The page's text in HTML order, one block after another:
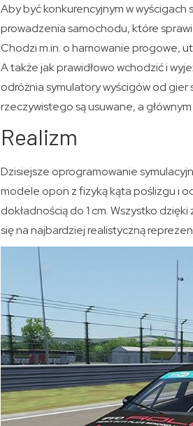
Aby być konkurencyjnym w wyścigach
prowadzenia samochodu, które
Chodzi m.in. o hamowanie progowe,
A także jak prawidłowo wchodzić i
odróżnia symulatory wyścigów od gier
rzeczywistego są usuwane, a
Realizm
Dzisiejsze oprogramowanie
modele opon z fizyką kąta poślizgu i
dokładnością do 1 cm. Wszystko
się na najbardziej realistyczną